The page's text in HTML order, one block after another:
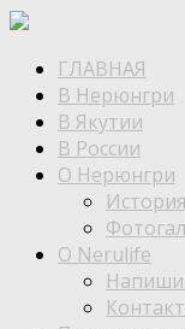
ГЛАВНАЯ
В Нерюнгри
В Якутии
В России
О Нерюнгри
О Nerulife